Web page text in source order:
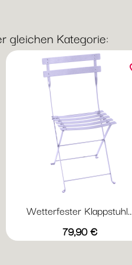
gleichen Kategorie:
Wetterfester Klappstuhl...
Preis
79,90 €
Vorschau
AbyssblauAcapulcoblau
Anthrazit
Chili